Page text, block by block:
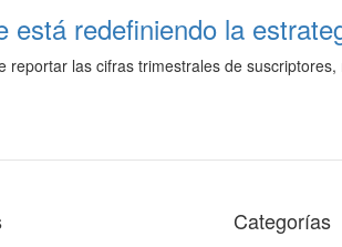
está redefiniendo la
las cifras trimestrales de
Categorías